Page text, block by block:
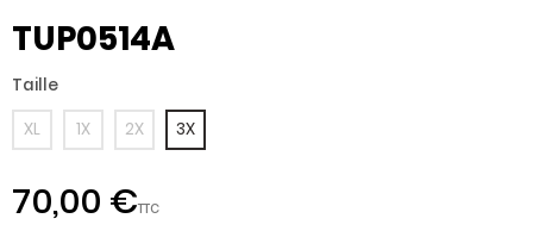
TUP0514A
Taille
XL
1X 2X 3X
70,00 €TTC